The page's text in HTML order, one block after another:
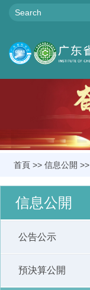
首頁 >> 信息公開 >>
信息公開
公告公示
預決算公開